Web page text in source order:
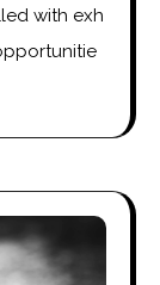
with exh